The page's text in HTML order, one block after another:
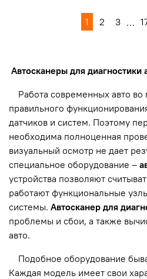
1 2 3 …
Автосканеры для диагностики
Работа современных авто во
правильного
датчиков и систем. Поэтому
необходима полноценная
визуальный осмотр не дает
специальное оборудование –
устройства позволяют
работают функциональные
системы. Автосканер для
проблемы и сбои, а также
авто.
Подобное оборудование
Каждая модель имеет свои